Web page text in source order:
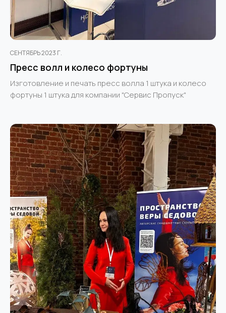
СЕНТЯБРЬ 2023 Г.
Пресс волл и колесо фортуны
Изготовление и печать пресс волла 1 штука и колесо
фортуны 1 штука для компании "Сервис Пропуск"